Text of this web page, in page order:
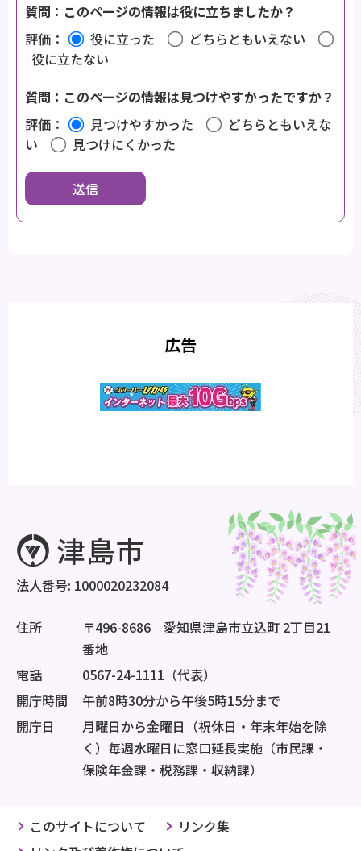
質問：このページの情報は役に立ちましたか？
評価：
役に立った
どちらともいえない
役に立たない
質問：このページの情報は見つけやすかったですか？
評価：
見つけやすかった
どちらともいえな
い
見つけにくかった
広告
法人番号: 1000020232084
住所
〒496-8686 愛知県津島市立込町 2丁目21
番地
電話
0567-24-1111（代表）
開庁時間
午前8時30分から午後5時15分まで
開庁日
月曜日から金曜日（祝休日・年末年始を除
く）毎週水曜日に窓口延長実施（市民課・
保険年金課・税務課・収納課）
このサイトについて
リンク集